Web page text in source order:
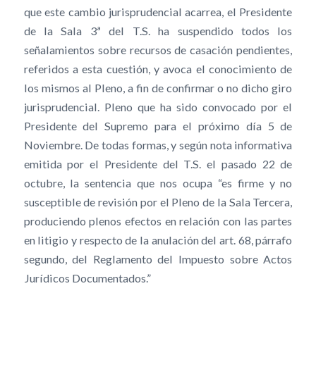
que este cambio jurisprudencial acarrea, el Presidente
de la Sala 3ª del T.S. ha suspendido todos los
señalamientos sobre recursos de casación pendientes,
referidos a esta cuestión, y avoca el conocimiento de
los mismos al Pleno, a fin de confirmar o no dicho giro
jurisprudencial. Pleno que ha sido convocado por el
Presidente del Supremo para el próximo día 5 de
Noviembre. De todas formas, y según nota informativa
emitida por el Presidente del T.S. el pasado 22 de
octubre, la sentencia que nos ocupa “es firme y no
susceptible de revisión por el Pleno de la Sala Tercera,
produciendo plenos efectos en relación con las partes
en litigio y respecto de la anulación del art. 68, párrafo
segundo, del Reglamento del Impuesto sobre Actos
Jurídicos Documentados.”